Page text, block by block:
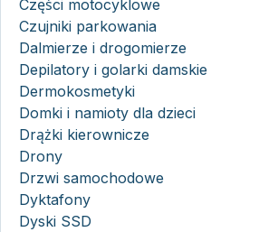
Części motocyklowe
Czujniki parkowania
Dalmierze i drogomierze
Depilatory i golarki damskie
Dermokosmetyki
Domki i namioty dla dzieci
Drążki kierownicze
Drony
Drzwi samochodowe
Dyktafony
Dyski SSD